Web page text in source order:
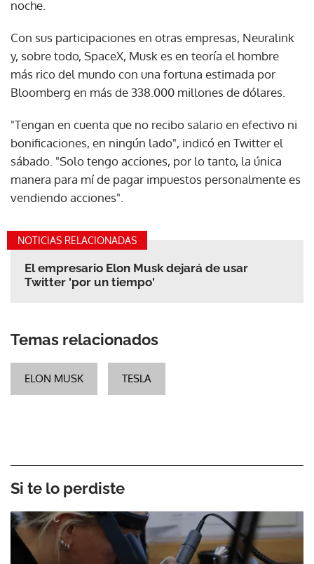
noche.
Con sus participaciones en otras empresas, Neuralink
y, sobre todo, SpaceX, Musk es en teoría el hombre
más rico del mundo con una fortuna estimada por
Bloomberg en más de 338.000 millones de dólares.
"Tengan en cuenta que no recibo salario en efectivo ni
bonificaciones, en ningún lado", indicó en Twitter el
sábado. "Solo tengo acciones, por lo tanto, la única
manera para mí de pagar impuestos personalmente es
vendiendo acciones".
NOTICIAS RELACIONADAS
El empresario Elon Musk dejará de usar
Twitter 'por un tiempo'
Temas relacionados
ELON MUSK TESLA
Si te lo perdiste